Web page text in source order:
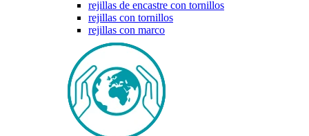
rejillas de encastre con tornillos
rejillas con tornillos
rejillas con marco